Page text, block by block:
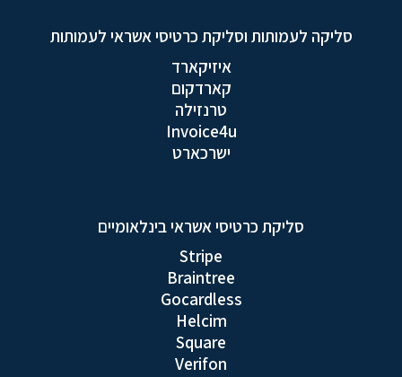
סליקה לעמותות וסליקת כרטיסי אשראי לעמותות
איזיקארד
קארדקום
טרנזילה
Invoice4u
ישרכארט
סליקת כרטיסי אשראי בינלאומיים
Stripe
Braintree
Gocardless
Helcim
Square
Verifon